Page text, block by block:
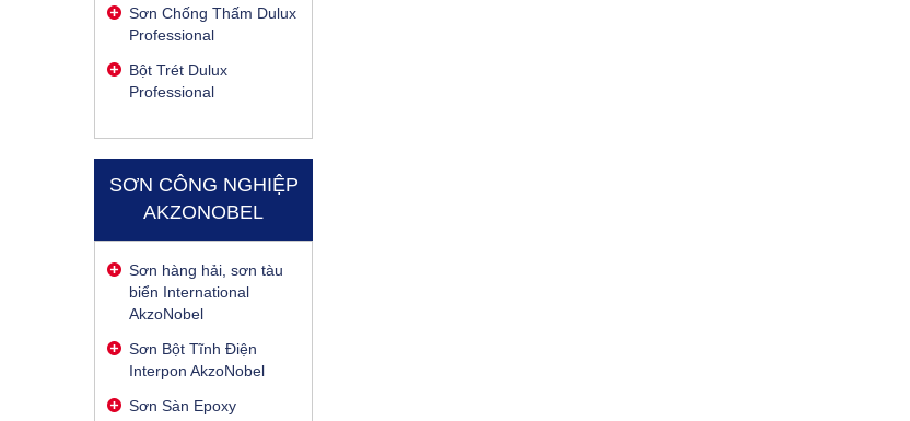
Sơn Chống Thấm Dulux
Professional
Bột Trét Dulux
Professional
SƠN CÔNG NGHIỆP
AKZONOBEL
Sơn hàng hải, sơn tàu
biển International
AkzoNobel
Sơn Bột Tĩnh Điện
Interpon AkzoNobel
Sơn Sàn Epoxy